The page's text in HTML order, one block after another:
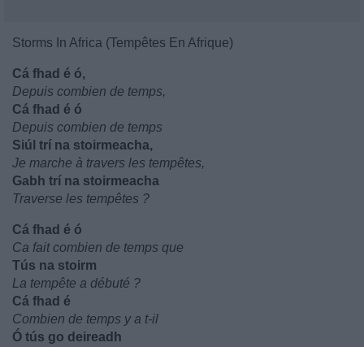
Storms In Africa (Tempêtes En Afrique)
Cá fhad é ó,
Depuis combien de temps,
Cá fhad é ó
Depuis combien de temps
Siúl trí na stoirmeacha,
Je marche à travers les tempêtes,
Gabh trí na stoirmeacha
Traverse les tempêtes ?
Cá fhad é ó
Ca fait combien de temps que
Tús na stoirm
La tempête a débuté ?
Cá fhad é
Combien de temps y a t-il
Ó tús go deireadh